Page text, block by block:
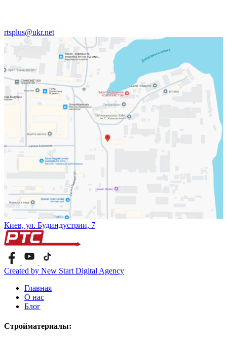
rtsplus@ukr.net
Киев, ул. Будиндустрии, 7
Created by New Start Digital Agency
Главная
О нас
Блог
Стройматериалы: